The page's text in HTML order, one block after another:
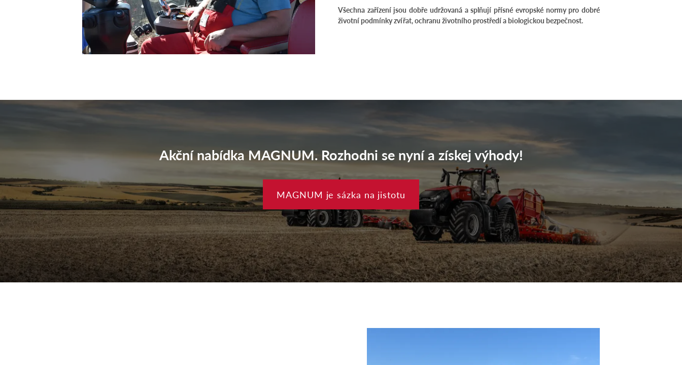
Všechna zařízení jsou dobře udržovaná a splňují přísné evropské normy pro dobré
životní podmínky zvířat, ochranu životního prostředí a biologickou bezpečnost.
Akční nabídka MAGNUM. Rozhodni se nyní a získej výhody!
MAGNUM je sázka na jistotu